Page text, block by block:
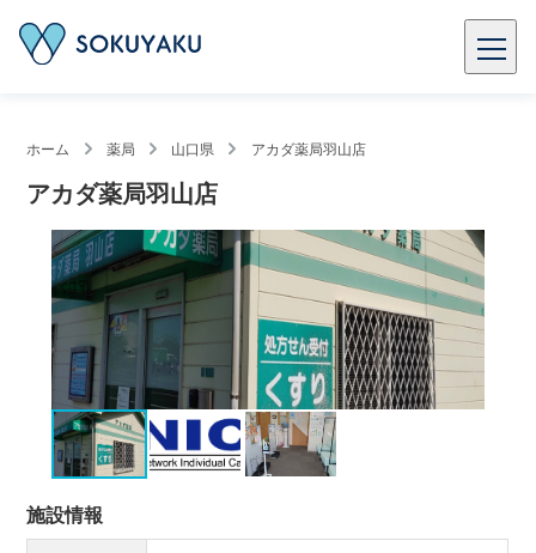
ホーム 薬局 山口県 アカダ薬局羽山店
アカダ薬局羽山店
施設情報